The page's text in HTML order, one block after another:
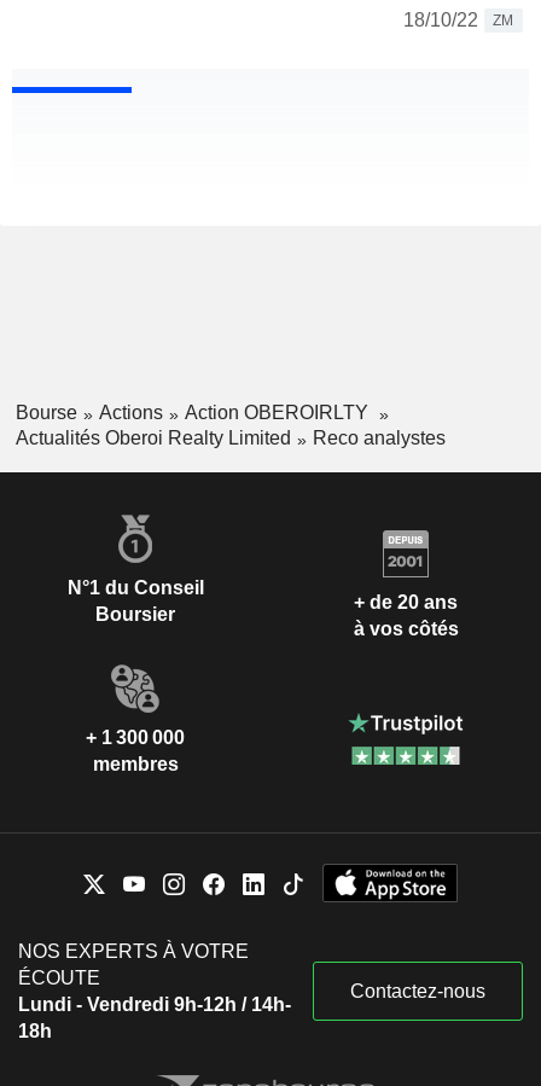
18/10/22
ZM
Bourse Actions
Action OBEROIRLTY
Actualités Oberoi Realty Limited
Reco analystes
N°1 du Conseil
Boursier
+ de 20 ans
à vos côtés
+ 1 300 000
membres
NOS EXPERTS À VOTRE
ÉCOUTE
Lundi - Vendredi 9h-12h / 14h-
18h
Contactez-nous